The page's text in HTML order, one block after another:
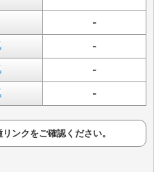
-
-
-
-
ンクをご確認ください。